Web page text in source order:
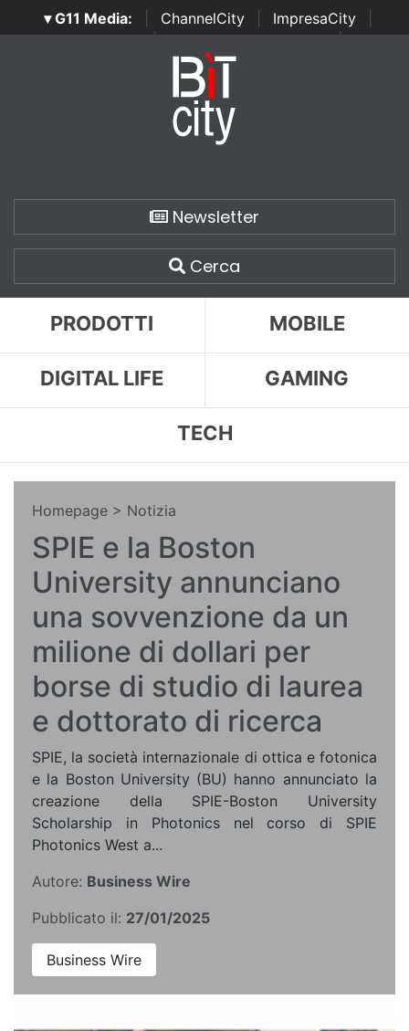
▾ G11 Media: ChannelCity ImpresaCity
SecurityOpenLab | Italian Channel Awards | Italian
Italian Security Awards
Newsletter
Cerca
PRODOTTI MOBILE
DIGITAL LIFE GAMING
TECH
Homepage > Notizia
SPIE e la Boston
University annunciano
una sovvenzione da un
milione di dollari per
borse di studio di laurea
e dottorato di ricerca
SPIE, la società internazionale di ottica e fotonica
e la Boston University (BU) hanno annunciato la
creazione della SPIE-Boston University
Scholarship in Photonics nel corso di SPIE
Photonics West a...
Autore: Business Wire
Pubblicato il: 27/01/2025
Business Wire